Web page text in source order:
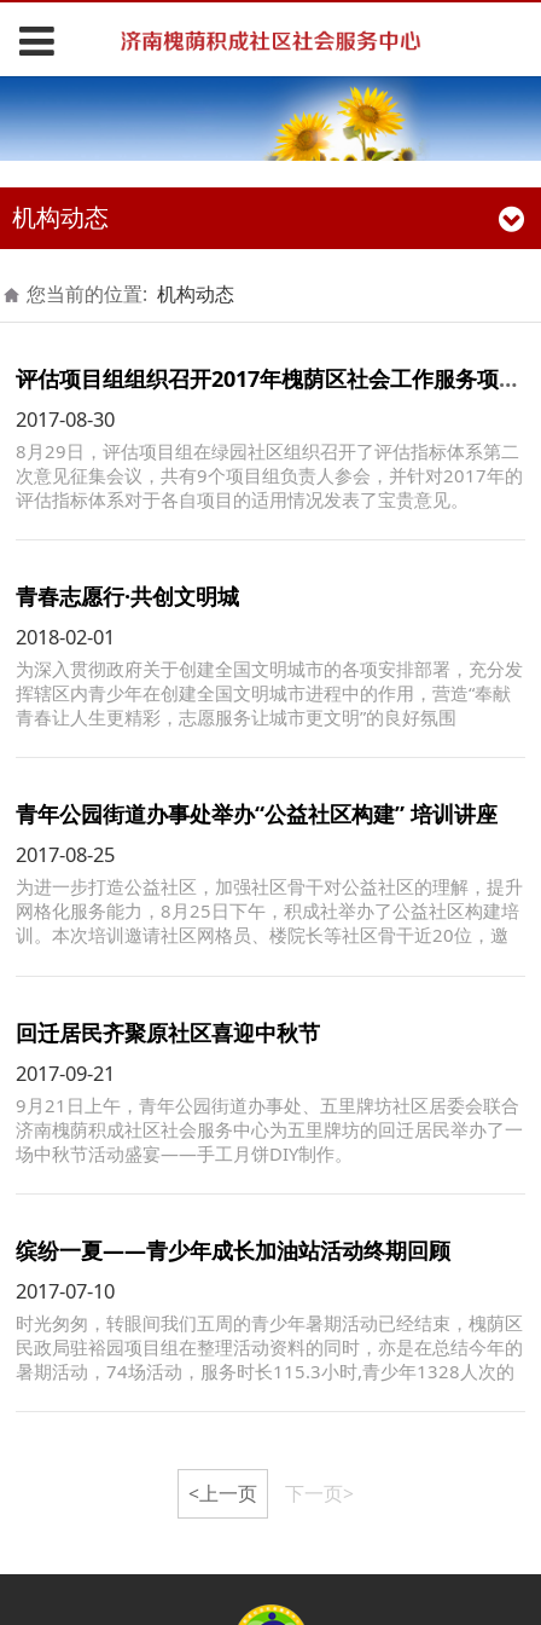
机构动态
您当前的位置: 机构动态
评估项目组组织召开2017年槐荫区社会工作服务项目评估指标体系第二次意见征集会
2017-08-30
8月29日，评估项目组在绿园社区组织召开了评估指标体系第二
次意见征集会议，共有9个项目组负责人参会，并针对2017年的
评估指标体系对于各自项目的适用情况发表了宝贵意见。
青春志愿行·共创文明城
2018-02-01
为深入贯彻政府关于创建全国文明城市的各项安排部署，充分发
挥辖区内青少年在创建全国文明城市进程中的作用，营造“奉献
青春让人生更精彩，志愿服务让城市更文明”的良好氛围
青年公园街道办事处举办“公益社区构建” 培训讲座
2017-08-25
为进一步打造公益社区，加强社区骨干对公益社区的理解，提升
网格化服务能力，8月25日下午，积成社举办了公益社区构建培
训。本次培训邀请社区网格员、楼院长等社区骨干近20位，邀
回迁居民齐聚原社区喜迎中秋节
2017-09-21
9月21日上午，青年公园街道办事处、五里牌坊社区居委会联合
济南槐荫积成社区社会服务中心为五里牌坊的回迁居民举办了一
场中秋节活动盛宴——手工月饼DIY制作。
缤纷一夏——青少年成长加油站活动终期回顾
2017-07-10
时光匆匆，转眼间我们五周的青少年暑期活动已经结束，槐荫区
民政局驻裕园项目组在整理活动资料的同时，亦是在总结今年的
暑期活动，74场活动，服务时长115.3小时,青少年1328人次的
加油站的完美收官！
<上一页 下一页>